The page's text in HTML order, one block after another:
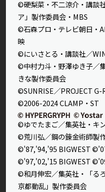
©硬梨菜・不二涼介・講談
ア」製作委員会・MBS
©石森プロ・テレビ朝日・
映
©にいさとる・講談社／
©中村力斗・野澤ゆき子／
きな製作委員会
©SUNRISE／PROJECT
©2006-2024 CLAMP・ST
©ゆでたまご／集英社・キ
©荒川弘／鋼の錬金術師製
©'87,'94,'95 BIGWEST
©'97,'02,'15 BIGWEST
©和月伸宏／集英社・「る
京都動乱」製作委員会